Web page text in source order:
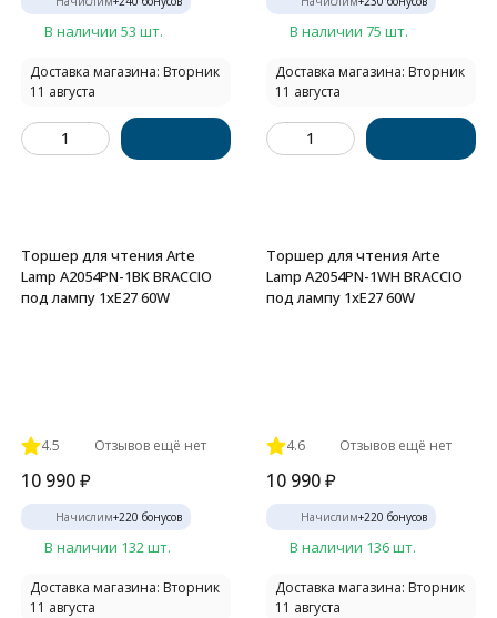
В наличии 53 шт.
Доставка магазина: Вторник
11 августа
В наличии 75 шт.
Доставка магазина: Вторник
11 августа
Торшер для чтения Arte
Lamp A2054PN-1BK BRACCIO
под лампу 1xE27 60W
4.5 Отзывов ещё нет
10 990₽
Начислим+220 бонусов
В наличии 132 шт.
Доставка магазина: Вторник
11 августа
Торшер для чтения Arte
Lamp A2054PN-1WH BRACCIO
под лампу 1xE27 60W
4.6 Отзывов ещё нет
10 990₽
Начислим+220 бонусов
В наличии 136 шт.
Доставка магазина: Вторник
11 августа